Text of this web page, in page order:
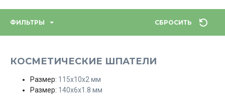
ФИЛЬТРЫ СБРОСИТЬ
КОСМЕТИЧЕСКИЕ ШПАТЕЛИ
Размер: 115х10х2 мм
Размер: 140х6х1.8 мм